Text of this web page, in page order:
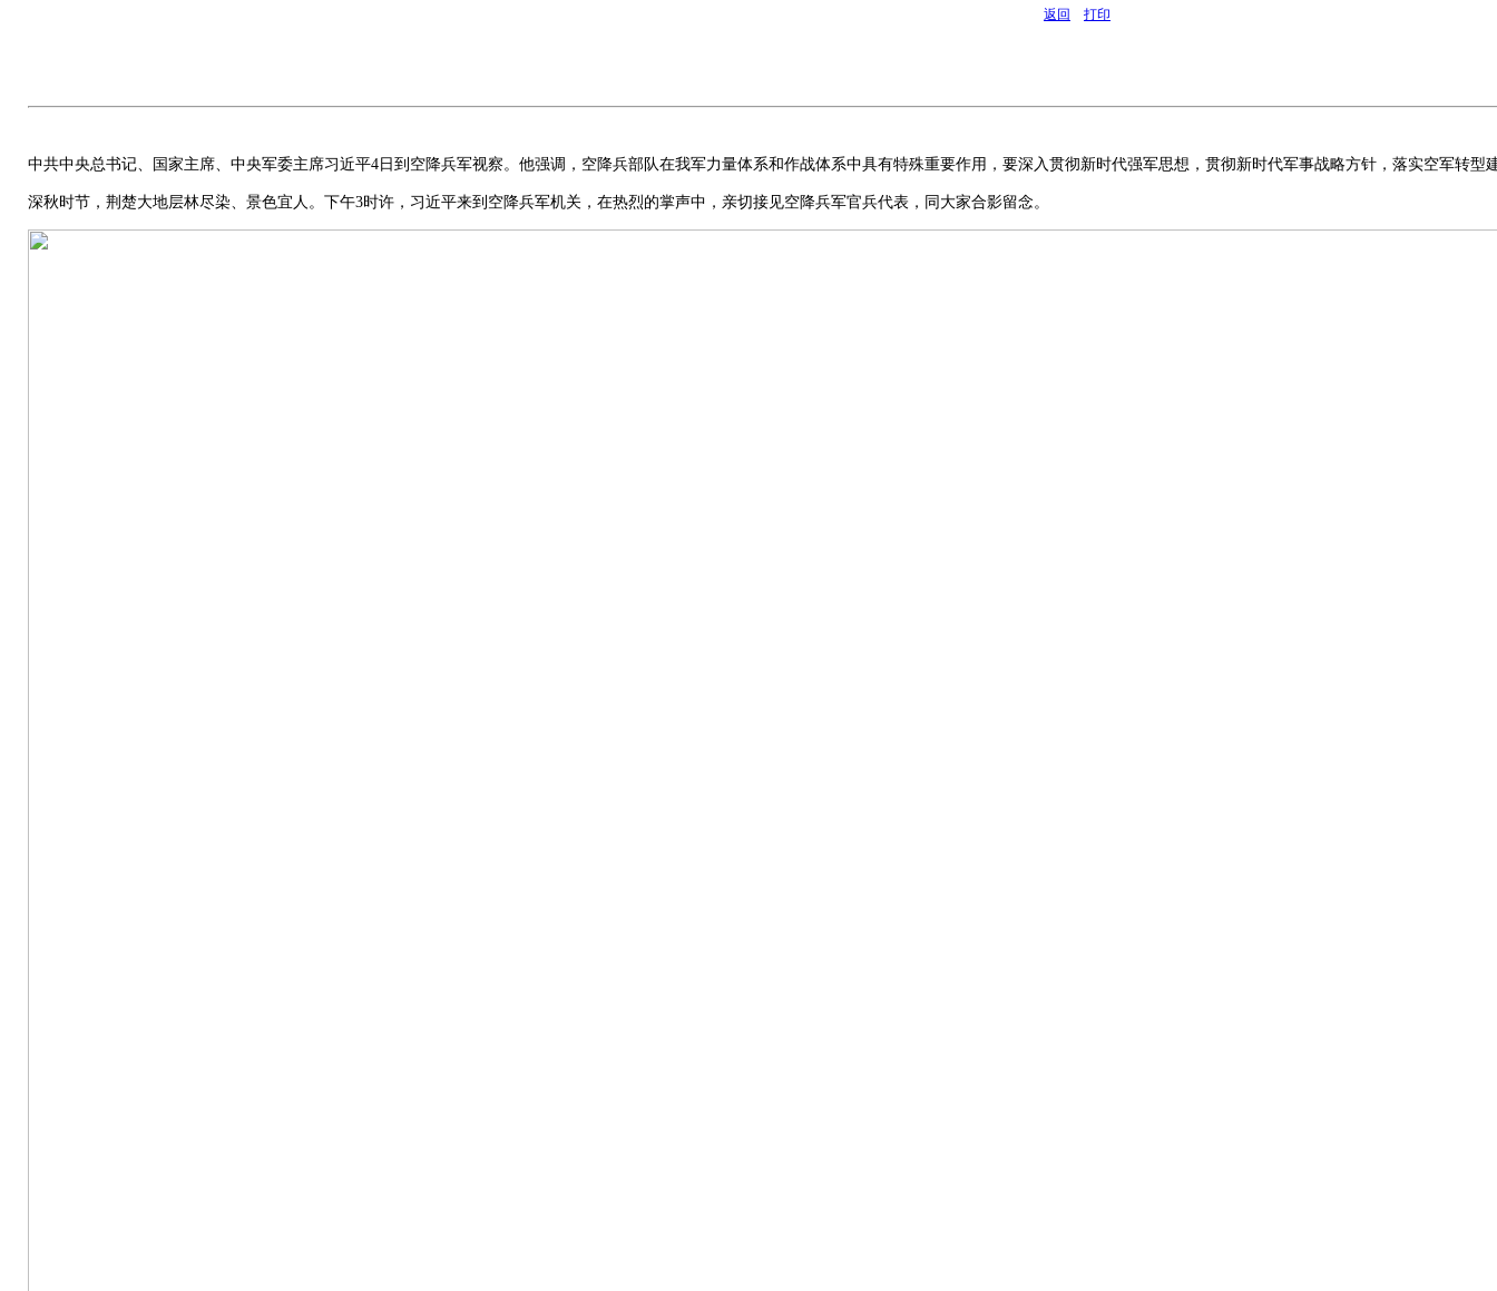
返回 打印
中共中央总书记、国家主席、中央军委主席习近平4日到空降兵军视察。他强调，空降兵部队在我军力量体系和作战体系中具有特殊重要作用，要深入贯彻新时代强军思想，贯彻新时代军事战略方针，落实空军转
深秋时节，荆楚大地层林尽染、景色宜人。下午3时许，习近平来到空降兵军机关，在热烈的掌声中，亲切接见空降兵军官兵代表，同大家合影留念。